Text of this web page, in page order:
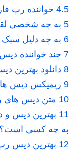
4.5 خواننده رپ
5 به چه شخصی
6 به چه دلیل
7 چند خواننده
8 دانلود
9 ریمیکس دیس
10 متن دیس های
11 بهترین دیس و
به چه کسی است؟
12 بهترین دیس